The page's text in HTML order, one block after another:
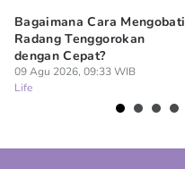
Bagaimana Cara Mengobati
Radang Tenggorokan
dengan Cepat?
09 Agu 2026, 09:33 WIB
Life